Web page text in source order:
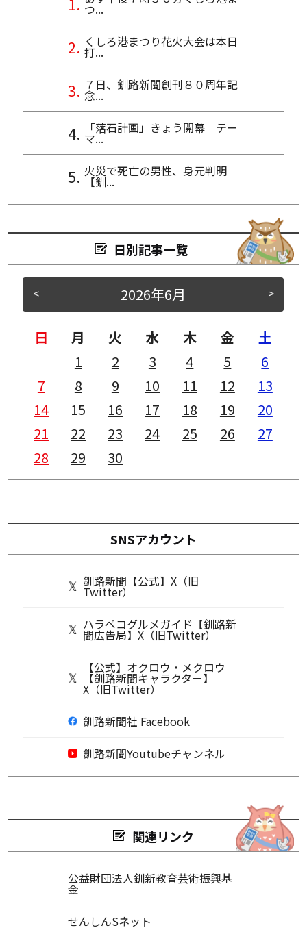
つ...
くしろ港まつり花火大会は本日
打...
７日、釧路新聞創刊８０周年記
念...
「落石計画」きょう開幕 テー
マ...
火災で死亡の男性、身元判明
【釧...
日別記事一覧
< >
2026年6月
日 月 火 水 木 金
土
1
2 3 4 5
6
7
8 9 10 11 12
13
14
15 16 17 18 19
20
21
22 23 24 25 26
27
28
29 30
SNSアカウント
釧路新聞【公式】X（旧
Twitter）
ハラペコグルメガイド【釧路新
聞広告局】X（旧Twitter）
【公式】オクロウ・メクロウ
【釧路新聞キャラクター】
X（旧Twitter）
釧路新聞社 Facebook
釧路新聞Youtubeチャンネル
関連リンク
公益財団法人釧新教育芸術振興基
金
せんしんSネット